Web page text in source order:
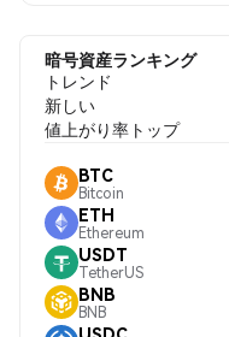
暗号資産ランキング
トレンド
新しい
値上がり率トップ
BTC
Bitcoin
ETH
Ethereum
USDT
TetherUS
BNB
BNB